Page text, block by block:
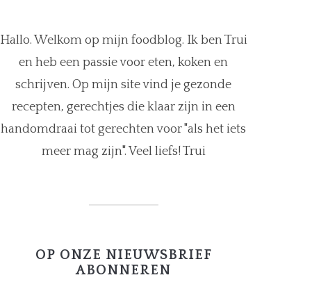
Hallo. Welkom op mijn foodblog. Ik ben Trui
en heb een passie voor eten, koken en
schrijven. Op mijn site vind je gezonde
recepten, gerechtjes die klaar zijn in een
handomdraai tot gerechten voor "als het iets
meer mag zijn". Veel liefs! Trui
OP ONZE NIEUWSBRIEF
ABONNEREN